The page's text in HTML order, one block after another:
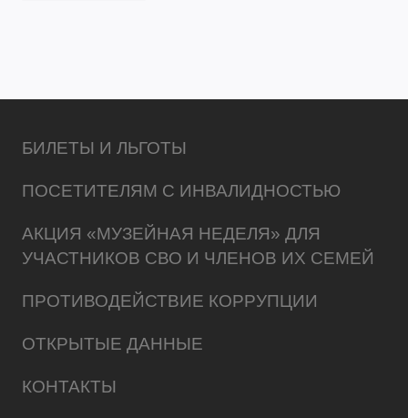
БИЛЕТЫ И ЛЬГОТЫ
ПОСЕТИТЕЛЯМ С ИНВАЛИДНОСТЬЮ
АКЦИЯ «МУЗЕЙНАЯ НЕДЕЛЯ» ДЛЯ
УЧАСТНИКОВ СВО И ЧЛЕНОВ ИХ СЕМЕЙ
ПРОТИВОДЕЙСТВИЕ КОРРУПЦИИ
ОТКРЫТЫЕ ДАННЫЕ
КОНТАКТЫ